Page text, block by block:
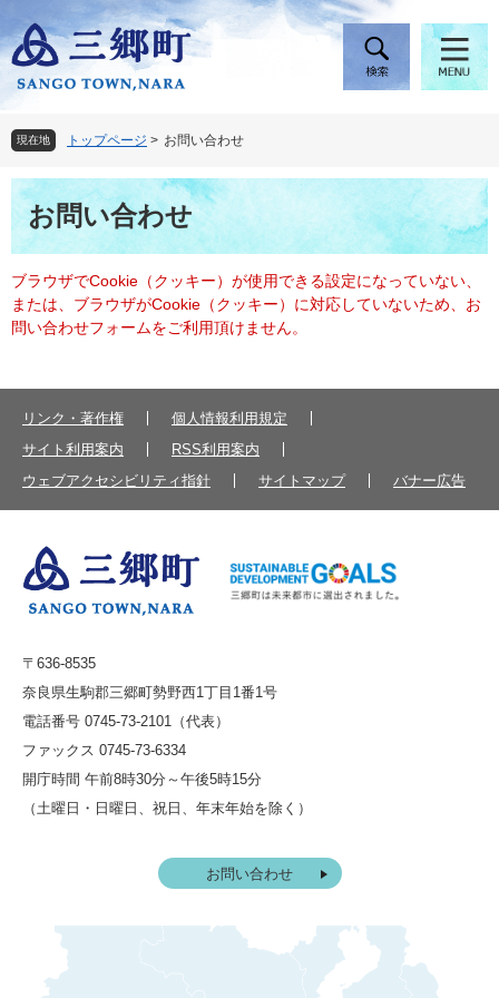
ー
ジ
頭
で
す
ニ
ュ
飛
ば
し
現在地 トップページ > お問い合わせ
本
文お問い合わせ
ブラウザでCookie（クッキー）が使用できる設定になっていない、
または、ブラウザがCookie（クッキー）に対応していないため、お
問い合わせフォームをご利用頂けません。
リンク・著作権
個人情報利用規定
サイト利用案内
RSS利用案内
ウェブアクセシビリティ指針
サイトマップ バナー広告
〒636-8535
奈良県生駒郡三郷町勢野西1丁目1番1号
電話番号 0745-73-2101（代表）
ファックス 0745-73-6334
開庁時間 午前8時30分～午後5時15分
（土曜日・日曜日、祝日、年末年始を除く）
お問い合わせ